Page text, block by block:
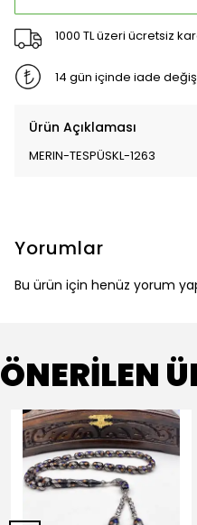
1000 TL üzeri ücretsiz
14 gün içinde iade
Ürün Açıklaması
MERIN-TESPÜSKL-1263
Yorumlar
Bu ürün için henüz yorum
ÖNERİLEN